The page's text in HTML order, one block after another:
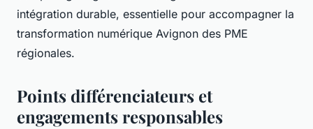
intégration durable, essentielle pour accompagner la
transformation numérique Avignon des PME
régionales.
Points différenciateurs et
engagements responsables